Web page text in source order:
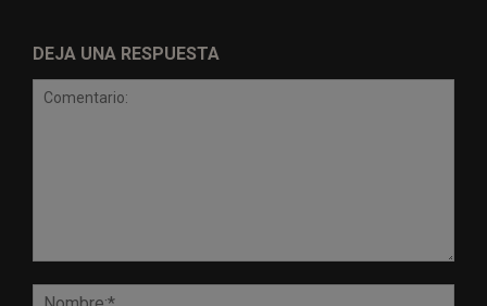
DEJA UNA RESPUESTA